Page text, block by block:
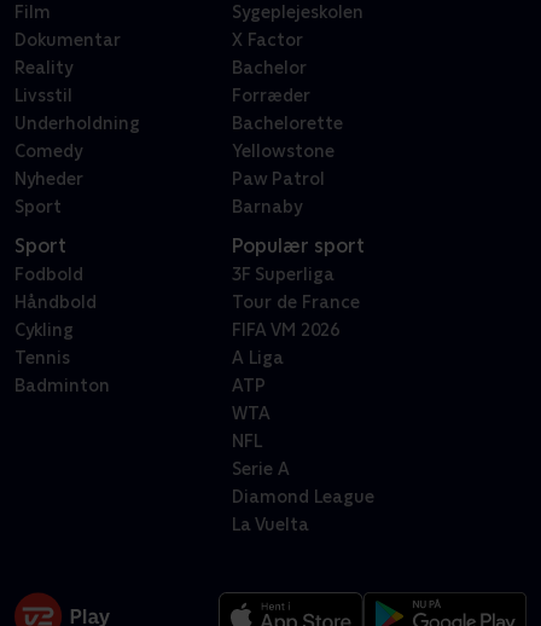
Film
Dokumentar
Reality
Livsstil
Underholdning
Comedy
Nyheder
Sport
Sygeplejeskolen
X Factor
Bachelor
Forræder
Bachelorette
Yellowstone
Paw Patrol
Barnaby
Sport
Fodbold
Håndbold
Cykling
Tennis
Badminton
Populær sport
3F Superliga
Tour de France
FIFA VM 2026
A Liga
ATP
WTA
NFL
Serie A
Diamond League
La Vuelta